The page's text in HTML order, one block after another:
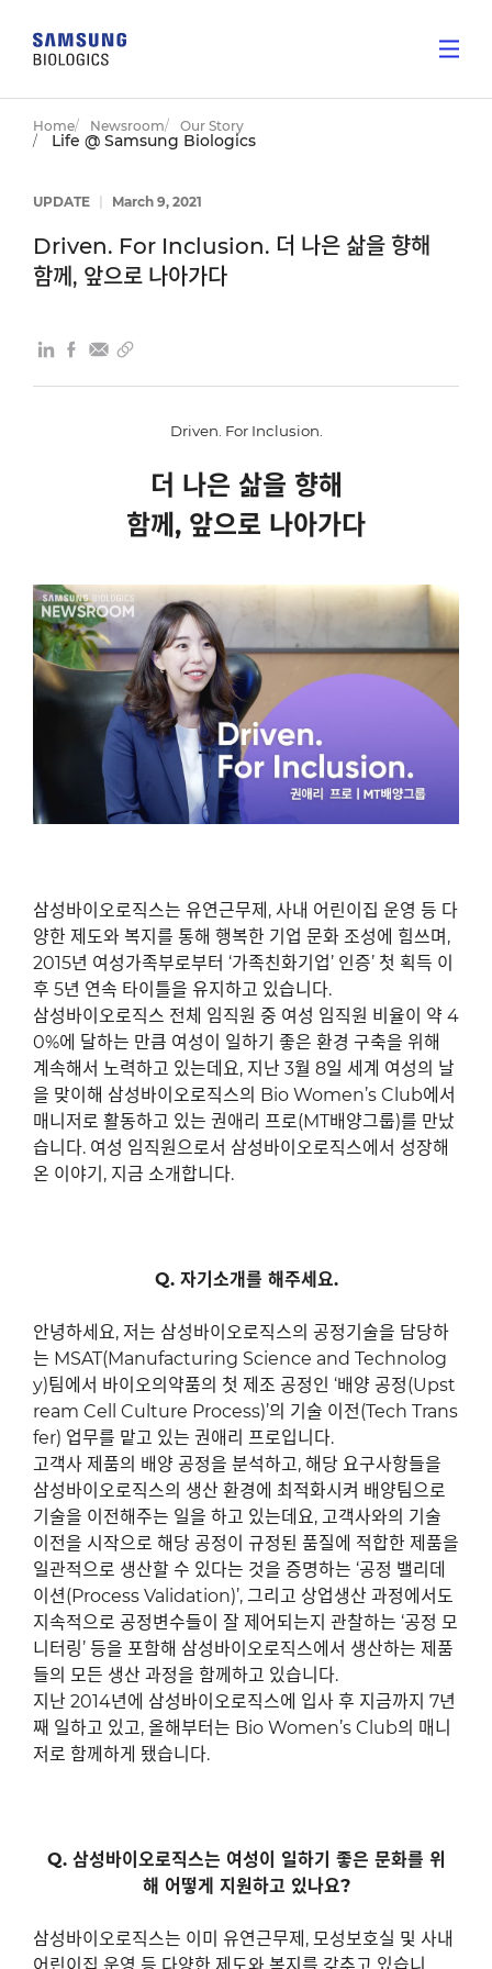
Home Newsroom Our Story
Life @ Samsung Biologics
UPDATE March 9, 2021
Driven. For Inclusion. 더 나은 삶을 향해
함께, 앞으로 나아가다
Driven. For Inclusion.
더 나은 삶을 향해
함께, 앞으로 나아가다
삼성바이오로직스는 유연근무제 , 사내 어린이집 운영 등 다
양한 제도와 복지를 통해 행복한 기업 문화 조성에 힘쓰며 ,
2015년 여성가족부로부터 ‘가족친화기업’ 인증’ 첫 획득 이
후 5년 연속 타이틀을 유지하고 있습니다.
삼성바이오로직스 전체 임직원 중 여성 임직원 비율이 약 4
0%에 달하는 만큼 여성이 일하기 좋은 환경 구축을 위해
계속해서 노력하고 있는데요, 지난 3월 8일 세계 여성의 날
을 맞이해 삼성바이오로직스의 Bio Women’s Club에서
매니저로 활동하고 있는 권애리 프로(MT배양그룹)를 만났
습니다. 여성 임직원으로서 삼성바이오로직스에서 성장해
온 이야기 , 지금 소개합니다.
Q. 자기소개를 해주세요.
안녕하세요, 저는 삼성바이오로직스의 공정기술을 담당하
는 MSAT(Manufacturing Science and Technolog
y)팀에서 바이오의약품의 첫 제조 공정인 ‘배양 공정(Upst
ream Cell Culture Process)’의 기술 이전(Tech Trans
fer) 업무를 맡고 있는 권애리 프로입니다.
고객사 제품의 배양 공정을 분석하고, 해당 요구사항들을
삼성바이오로직스의 생산 환경에 최적화시켜 배양팀으로
기술을 이전해주는 일을 하고 있는데요, 고객사와의 기술
이전을 시작으로 해당 공정이 규정된 품질에 적합한 제품을
일관적으로 생산할 수 있다는 것을 증명하는 ‘공정 밸리데
이션(Process Validation)’, 그리고 상업생산 과정에서도
지속적으로 공정변수들이 잘 제어되는지 관찰하는 ‘공정 모
니터링’ 등을 포함해 삼성바이오로직스에서 생산하는 제품
들의 모든 생산 과정을 함께하고 있습니다.
지난 2014년에 삼성바이오로직스에 입사 후 지금까지 7년
째 일하고 있고, 올해부터는 Bio Women’s Club의 매니
저로 함께하게 됐습니다.
Q. 삼성바이오로직스는 여성이 일하기 좋은 문화를 위
해 어떻게 지원하고 있나요?
삼성바이오로직스는 이미 유연근무제 , 모성보호실 및 사내